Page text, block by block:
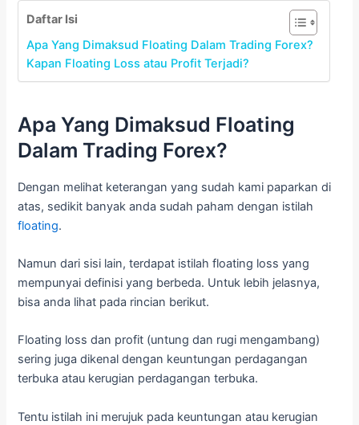
Daftar Isi
Apa Yang Dimaksud Floating Dalam Trading Forex?
Kapan Floating Loss atau Profit Terjadi?
Apa Yang Dimaksud Floating
Dalam Trading Forex?
Dengan melihat keterangan yang sudah kami paparkan di
atas, sedikit banyak anda sudah paham dengan istilah
floating.
Namun dari sisi lain, terdapat istilah floating loss yang
mempunyai definisi yang berbeda. Untuk lebih jelasnya,
bisa anda lihat pada rincian berikut.
Floating loss dan profit (untung dan rugi mengambang)
sering juga dikenal dengan keuntungan perdagangan
terbuka atau kerugian perdagangan terbuka.
Tentu istilah ini merujuk pada keuntungan atau kerugian